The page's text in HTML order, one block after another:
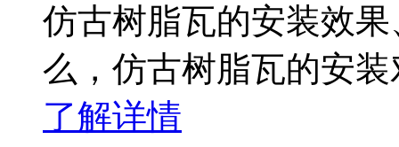
仿古树脂瓦的安装效
么，仿古树脂瓦的安装
了解详情